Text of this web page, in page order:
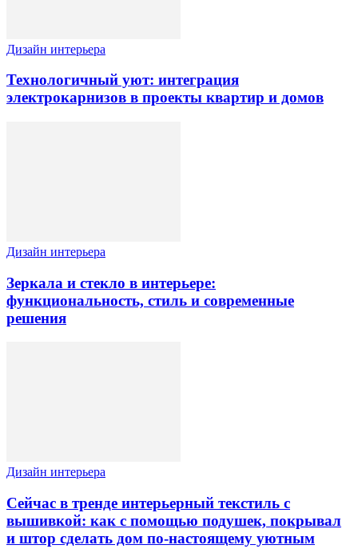
Дизайн интерьера
Технологичный уют: интеграция
электрокарнизов в проекты квартир и домов
Дизайн интерьера
Зеркала и стекло в интерьере:
функциональность, стиль и современные
решения
Дизайн интерьера
Сейчас в тренде интерьерный текстиль с
вышивкой: как с помощью подушек, покрывал
и штор сделать дом по-настоящему уютным